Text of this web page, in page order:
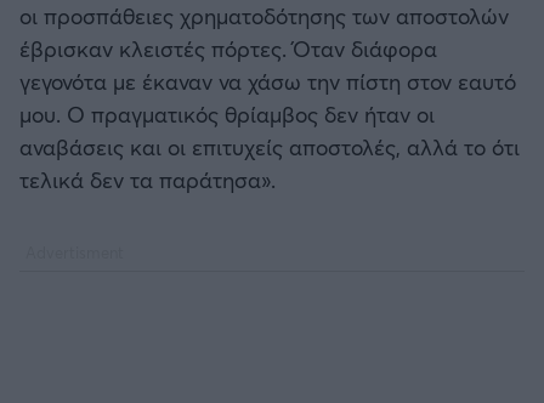
οι προσπάθειες χρηματοδότησης των αποστολών
έβρισκαν κλειστές πόρτες. Όταν διάφορα
γεγονότα με έκαναν να χάσω την πίστη στον εαυτό
μου. Ο πραγματικός θρίαμβος δεν ήταν οι
αναβάσεις και οι επιτυχείς αποστολές, αλλά το ότι
τελικά δεν τα παράτησα».